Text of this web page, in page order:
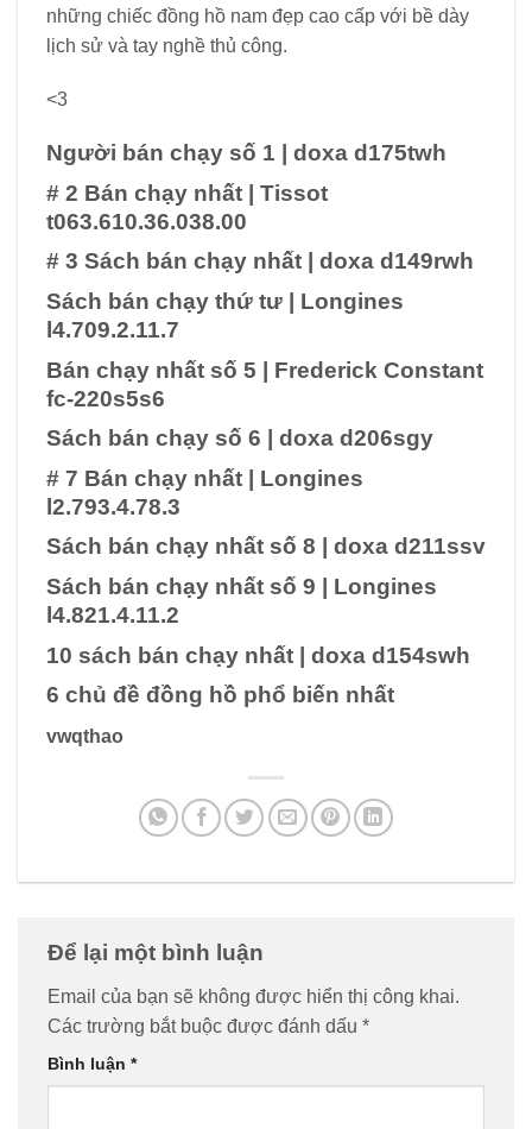
những chiếc đồng hồ nam đẹp cao cấp với bề dày
lịch sử và tay nghề thủ công.
<3
Người bán chạy số 1
doxa d175twh
# 2 Bán chạy nhất | Tissot
t063.610.36.038.00
# 3 Sách bán chạy nhất
doxa d149rwh
Sách bán chạy thứ tư
Longines
l4.709.2.11.7
Bán chạy nhất số 5 | Frederick Constant
fc-220s5s6
Sách bán chạy số 6
doxa d206sgy
# 7 Bán chạy nhất | Longines
l2.793.4.78.3
Sách bán chạy nhất số 8
doxa d211ssv
Sách bán chạy nhất số 9
Longines
l4.821.4.11.2
10 sách bán chạy nhất | doxa d154swh
6 chủ đề đồng hồ phổ biến nhất
vwqthao
Để lại một bình luận
Email của bạn sẽ không được hiển thị công khai.
Các trường bắt buộc được đánh dấu *
Bình luận *